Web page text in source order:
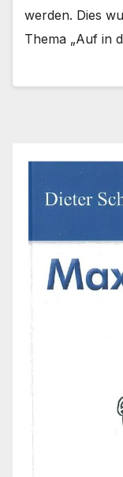
werden. Dies
Thema „Auf in